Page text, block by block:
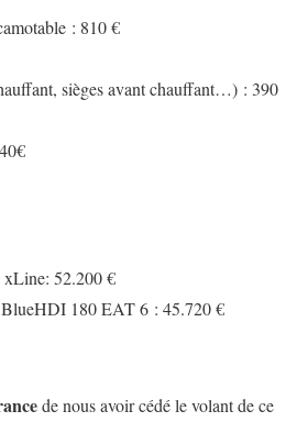
: 810 €
sièges avant chauffant…) : 390
52.200 €
180 EAT 6 : 45.720 €
de nous avoir cédé le volant de ce